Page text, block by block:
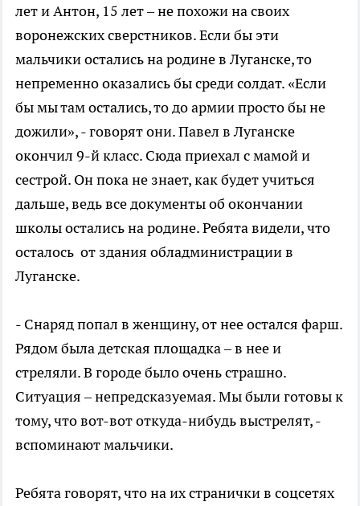
лет и Антон, 15 лет – не похожи на своих
воронежских сверстников. Если бы эти
мальчики остались на родине в Луганске, то
непременно оказались бы среди солдат. «Если
бы мы там остались, то до армии просто бы не
дожили», - говорят они. Павел в Луганске
окончил 9-й класс. Сюда приехал с мамой и
сестрой. Он пока не знает, как будет учиться
дальше, ведь все документы об окончании
школы остались на родине. Ребята видели, что
осталось от здания обладминистрации в
Луганске.
- Снаряд попал в женщину, от нее остался фарш.
Рядом была детская площадка – в нее и
стреляли. В городе было очень страшно.
Ситуация – непредсказуемая. Мы были готовы к
тому, что вот-вот откуда-нибудь выстрелят, -
вспоминают мальчики.
Ребята говорят, что на их странички в соцсетях